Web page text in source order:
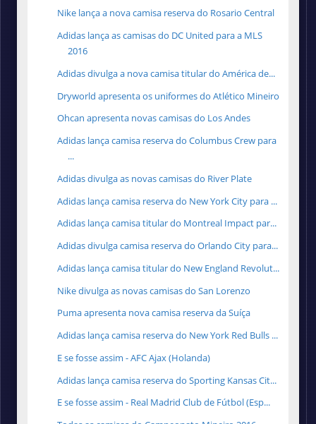
Nike lança a nova camisa reserva do Rosario Central
Adidas lança as camisas do DC United para a MLS
2016
Adidas divulga a nova camisa titular do América de...
Dryworld apresenta os uniformes do Atlético Mineiro
Ohcan apresenta novas camisas do Los Andes
Adidas lança camisa reserva do Columbus Crew para
...
Adidas divulga as novas camisas do River Plate
Adidas lança camisa reserva do New York City para ...
Adidas lança camisa titular do Montreal Impact par...
Adidas divulga camisa reserva do Orlando City para...
Adidas lança camisa titular do New England Revolut...
Nike divulga as novas camisas do San Lorenzo
Puma apresenta nova camisa reserva da Suíça
Adidas lança camisa reserva do New York Red Bulls ...
E se fosse assim - AFC Ajax (Holanda)
Adidas lança camisa reserva do Sporting Kansas Cit...
E se fosse assim - Real Madrid Club de Fútbol (Esp...